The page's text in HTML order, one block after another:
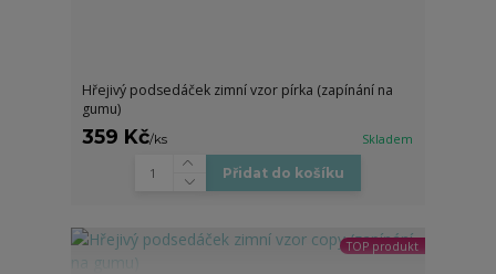
Hřejivý podsedáček zimní vzor pírka (zapínání na
gumu)
359 Kč/ks Skladem
Přidat do košíku
TOP produkt